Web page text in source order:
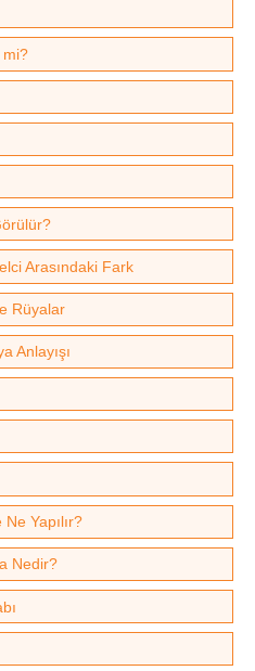
mi?
Arasındaki Fark
Rüyalar
Anlayışı
Yapılır?
Nedir?